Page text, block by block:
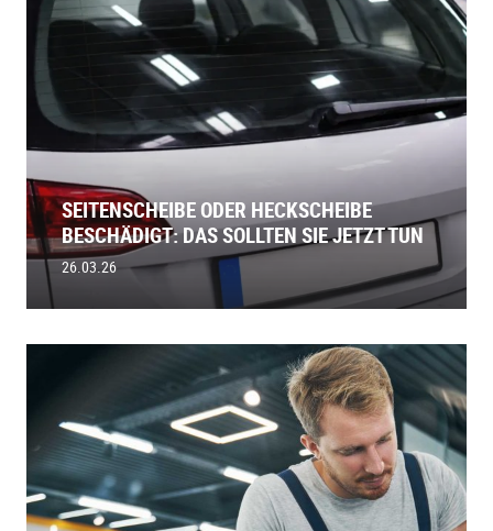
SEITENSCHEIBE ODER HECKSCHEIBE
BESCHÄDIGT: DAS SOLLTEN SIE JETZT TUN
26.03.26